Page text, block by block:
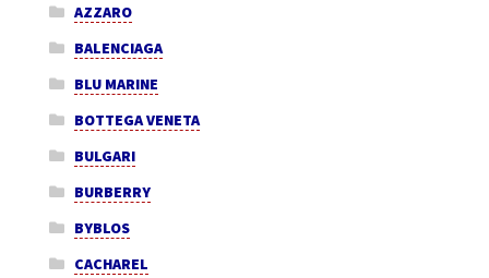
AZZARO
BALENCIAGA
BLU MARINE
BOTTEGA VENETA
BULGARI
BURBERRY
BYBLOS
CACHAREL